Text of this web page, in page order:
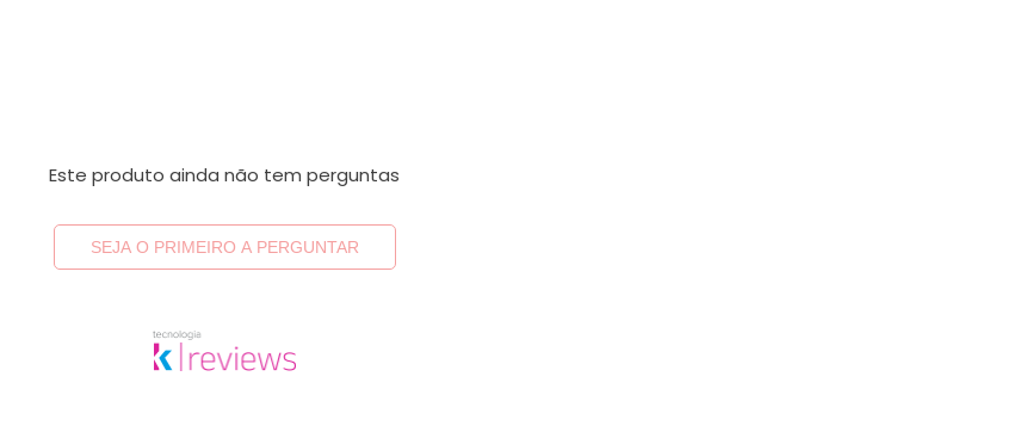
Este produto ainda não tem perguntas
SEJA O PRIMEIRO A PERGUNTAR